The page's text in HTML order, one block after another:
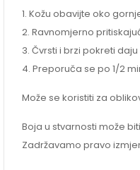
1. Kožu obavijte oko
2. Ravnomjerno
3. Čvrsti i brzi pokreti
4. Preporuča se po 1/2
Može se koristiti za
Boja u stvarnosti može
Zadržavamo pravo